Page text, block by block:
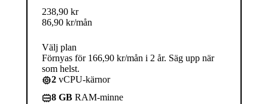
238,90 kr
86,90 kr/mån
Välj plan
Förnyas för 166,90 kr/mån i 2 år. Säg upp när
som helst.
2 vCPU-kärnor
8 GB RAM-minne